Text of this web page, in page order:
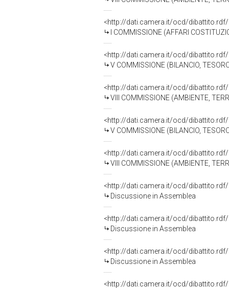
<http://dati.camera.it/ocd/
I COMMISSIONE (AFFARI
<http://dati.camera.it/ocd/
V COMMISSIONE (BILANCIO,
<http://dati.camera.it/ocd/
VIII COMMISSIONE (AMBIENTE,
<http://dati.camera.it/ocd/
V COMMISSIONE (BILANCIO,
<http://dati.camera.it/ocd/
VIII COMMISSIONE (AMBIENTE,
<http://dati.camera.it/ocd/dibattito.rdf/
Discussione in Assemblea
<http://dati.camera.it/ocd/dibattito.rdf/
Discussione in Assemblea
<http://dati.camera.it/ocd/dibattito.rdf/
Discussione in Assemblea
<http://dati.camera.it/ocd/dibattito.rdf/